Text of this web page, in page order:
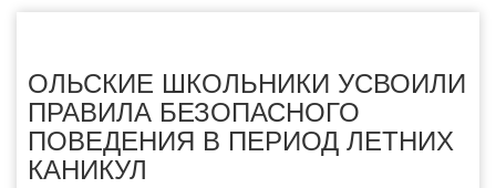
ОЛЬСКИЕ ШКОЛЬНИКИ УСВОИЛИ
ПРАВИЛА БЕЗОПАСНОГО
ПОВЕДЕНИЯ В ПЕРИОД ЛЕТНИХ
КАНИКУЛ